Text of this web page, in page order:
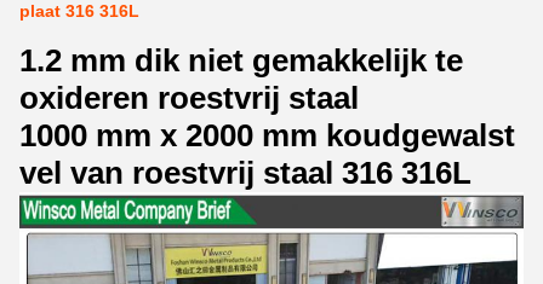
plaat 316 316L
1.2 mm dik niet gemakkelijk te
oxideren roestvrij staal
1000 mm x 2000 mm koudgewalst
vel van roestvrij staal 316 316L